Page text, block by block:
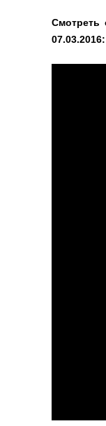
Смотреть
07.03.2016: